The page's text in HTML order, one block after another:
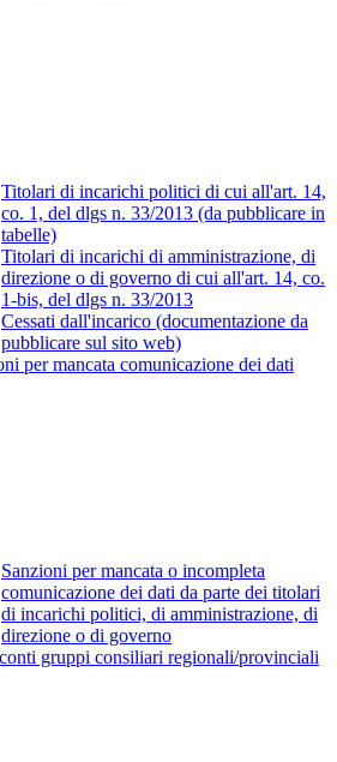
Titolari di incarichi politici di cui all'art. 14,
co. 1, del dlgs n. 33/2013 (da pubblicare in
tabelle)
Titolari di incarichi di amministrazione, di
direzione o di governo di cui all'art. 14, co.
1-bis, del dlgs n. 33/2013
Cessati dall'incarico (documentazione da
pubblicare sul sito web)
per mancata comunicazione dei dati
Sanzioni per mancata o incompleta
comunicazione dei dati da parte dei titolari
di incarichi politici, di amministrazione, di
direzione o di governo
gruppi consiliari regionali/provinciali